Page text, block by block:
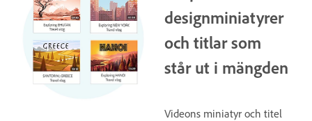
designminiatyrer
och titlar som
står ut i mängden
Videons miniatyr och titel